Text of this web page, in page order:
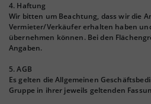
4. Haftung
Wir bitten um Beachtung, dass wir die
Vermieter/Verkäufer erhalten haben
übernehmen können. Bei den
Angaben.
5. AGB
Es gelten die Allgemeinen
Gruppe in ihrer jeweils geltenden